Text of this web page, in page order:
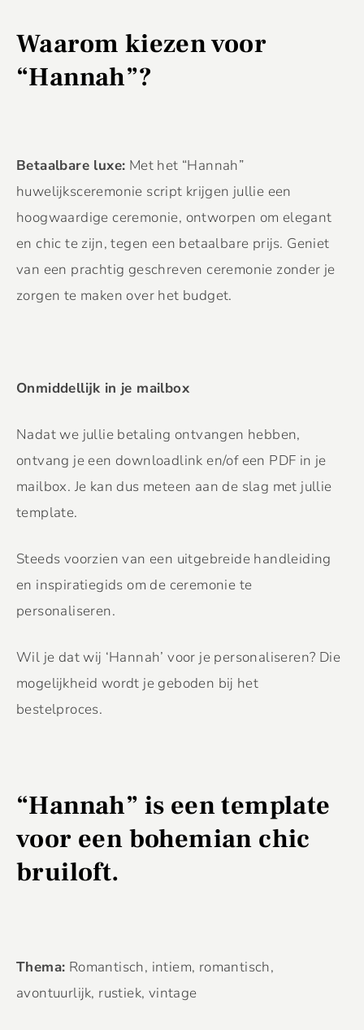
Waarom kiezen voor
“Hannah”?
Betaalbare luxe: Met het “Hannah”
huwelijksceremonie script krijgen jullie een
hoogwaardige ceremonie, ontworpen om elegant
en chic te zijn, tegen een betaalbare prijs. Geniet
van een prachtig geschreven ceremonie zonder je
zorgen te maken over het budget.
Onmiddellijk in je mailbox
Nadat we jullie betaling ontvangen hebben,
ontvang je een downloadlink en/of een PDF in je
mailbox. Je kan dus meteen aan de slag met jullie
template.
Steeds voorzien van een uitgebreide handleiding
en inspiratiegids om de ceremonie te
personaliseren.
Wil je dat wij ‘Hannah’ voor je personaliseren? Die
mogelijkheid wordt je geboden bij het
bestelproces.
“Hannah” is een template
voor een bohemian chic
bruiloft.
Thema: Romantisch, intiem, romantisch,
avontuurlijk, rustiek, vintage